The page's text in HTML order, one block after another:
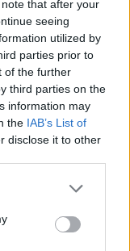
that after your
seeing
utilized by
parties prior to
of the further
third parties on the
information may
the IAB’s List of
disclose it to other
a Csík körzeti
magyar sajtó,